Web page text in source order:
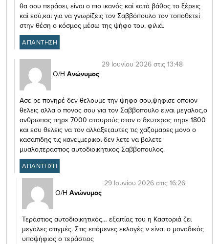
θα σου περάσει, είναι ο πιο ικανός καί κατά βάθος το ξέρεις
καί εσύ,και για να γνωρίζεις τον Σαββόπουλο τον τοποθετεί
στην θέση ο κόσμος μέσω της ψήφο του, φιλιά.
ΑΠΑΝΤΗΣΗ
Ο/Η Ανώνυμος
29 Ιουνίου 2026 στις 13:48
Ασε ρε πονηρέ δεν θελουμε την ψηφο σου,ψηφισε οποιον
θελεις αλλα ο πονος σου για τον Σαββοπουλο ειναι μεγαλος,ο
ανθρωπος πηρε 7000 σταυρούς οταν ο δευτερος πηρε 1800
και εσυ θελεις να τον αλλαξει;αυτες τις χαζομαρες μονο ο
κασαπιδης τις κανει,μερικοι δεν λετε να βαλετε
μυαλο,τεραστιος αυτοδιοικητικος Σαββοπουλος.
ΑΠΑΝΤΗΣΗ
Ο/Η Ανώνυμος
29 Ιουνίου 2026 στις 16:26
Τεράστιος αυτοδιοικητικός… εξαιτίας του η Καστοριά ζει
μεγάλες στιγμές. Στις επόμενες εκλογές ν είναι ο μοναδικός
υποψήφιος ο τεράστιος